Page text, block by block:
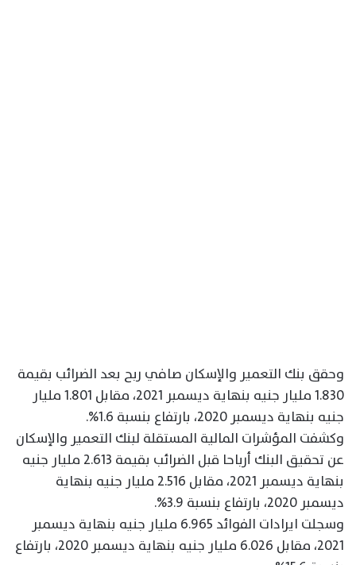
وحقق بنك التعمير والإسكان صافي ربح بعد الضرائب بقيمة
1.830 مليار جنيه بنهاية ديسمبر 2021، مقابل 1.801 مليار
جنيه بنهاية ديسمبر 2020، بارتفاع بنسبة 1.6%.
وكشفت المؤشرات المالية المستقلة لبنك التعمير والإسكان
عن تحقيق البنك أرباحا قبل الضرائب بقيمة 2.613 مليار جنيه
بنهاية ديسمبر 2021، مقابل 2.516 مليار جنيه بنهاية
ديسمبر 2020، بارتفاع بنسبة 3.9%.
وسجلت ايرادات الفوائد 6.965 مليار جنيه بنهاية ديسمبر
2021، مقابل 6.026 مليار جنيه بنهاية ديسمبر 2020، بارتفاع